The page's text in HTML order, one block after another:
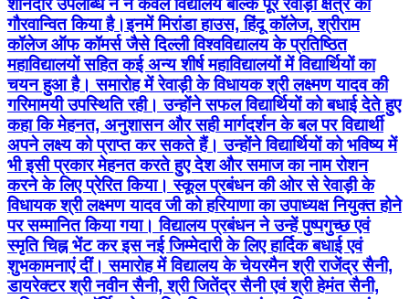
शानदार उपलब्धि ने न केवल विद्यालय बल्कि पूरे रेवाड़ी क्षेत्र को
गौरवान्वित किया है।इनमें मिरांडा हाउस, हिंदू कॉलेज, श्रीराम
कॉलेज ऑफ कॉमर्स जैसे दिल्ली विश्वविद्यालय के प्रतिष्ठित
महाविद्यालयों सहित कई अन्य शीर्ष महाविद्यालयों में विद्यार्थियों का
चयन हुआ है। समारोह में रेवाड़ी के विधायक श्री लक्ष्मण यादव की
गरिमामयी उपस्थिति रही। उन्होंने सफल विद्यार्थियों को बधाई देते हुए
कहा कि मेहनत, अनुशासन और सही मार्गदर्शन के बल पर विद्यार्थी
अपने लक्ष्य को प्राप्त कर सकते हैं। उन्होंने विद्यार्थियों को भविष्य में
भी इसी प्रकार मेहनत करते हुए देश और समाज का नाम रोशन
करने के लिए प्रेरित किया। स्कूल प्रबंधन की ओर से रेवाड़ी के
विधायक श्री लक्ष्मण यादव जी को हरियाणा का उपाध्यक्ष नियुक्त होने
पर सम्मानित किया गया। विद्यालय प्रबंधन ने उन्हें पुष्पगुच्छ एवं
स्मृति चिह्न भेंट कर इस नई जिम्मेदारी के लिए हार्दिक बधाई एवं
शुभकामनाएं दीं। समारोह में विद्यालय के चेयरमैन श्री राजेंद्र सैनी,
डायरेक्टर श्री नवीन सैनी, श्री जितेंद्र सैनी एवं श्री हेमंत सैनी,